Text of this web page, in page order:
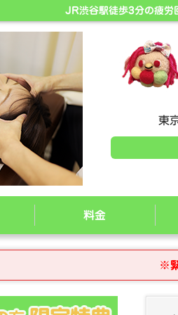
JR渋谷駅徒歩3分の疲労
東
料金
※